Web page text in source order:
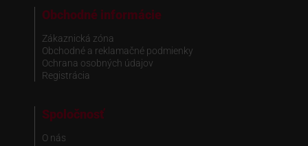
Obchodné informácie
Zákaznická zóna
Obchodné a reklamačné podmienky
Ochrana osobných údajov
Registrácia
Spoločnosť
O nás